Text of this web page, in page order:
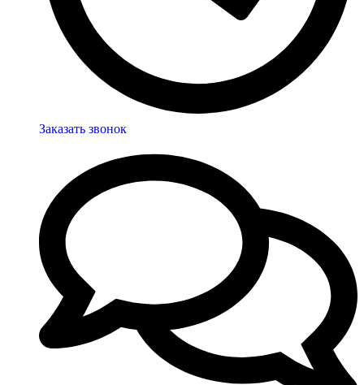
Заказать звонок